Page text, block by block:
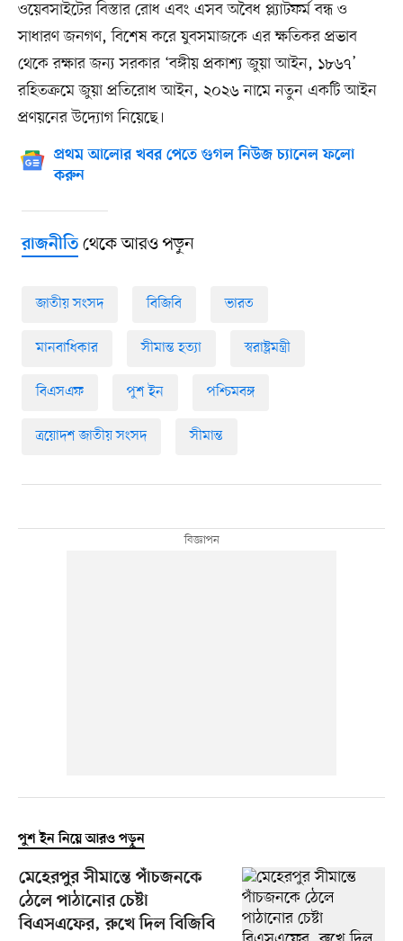
ওয়েবসাইটের বিস্তার রোধ এবং এসব অবৈধ প্ল্যাটফর্ম বন্ধ ও
সাধারণ জনগণ, বিশেষ করে যুবসমাজকে এর ক্ষতিকর প্রভাব
থেকে রক্ষার জন্য সরকার ‘বঙ্গীয় প্রকাশ্য জুয়া আইন, ১৮৬৭’
রহিতক্রমে জুয়া প্রতিরোধ আইন, ২০২৬ নামে নতুন একটি আইন
প্রণয়নের উদ্যোগ নিয়েছে।
প্রথম আলোর খবর পেতে গুগল নিউজ চ্যানেল ফলো
করুন
রাজনীতিথেকে আরও পড়ুন
জাতীয় সংসদ বিজিবি ভারত
মানবাধিকার সীমান্ত হত্যা স্বরাষ্ট্রমন্ত্রী
বিএসএফ পুশ ইন পশ্চিমবঙ্গ
ত্রয়োদশ জাতীয় সংসদ সীমান্ত
পুশ ইন নিয়ে আরও পড়ুন
মেহেরপুর সীমান্তে পাঁচজনকে
ঠেলে পাঠানোর চেষ্টা
বিএসএফের, রুখে দিল বিজিবি